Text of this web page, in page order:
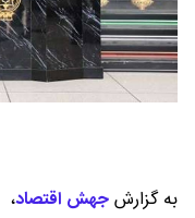
به گزارشجهش اقتصاد،